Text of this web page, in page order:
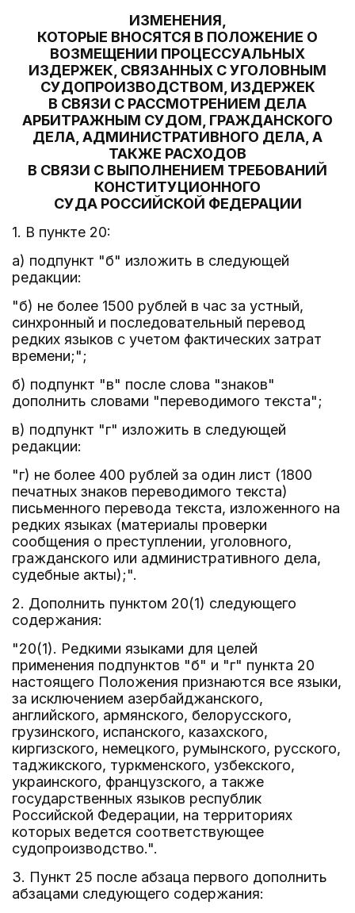
ИЗМЕНЕНИЯ,
КОТОРЫЕ ВНОСЯТСЯ В ПОЛОЖЕНИЕ О
ВОЗМЕЩЕНИИ ПРОЦЕССУАЛЬНЫХ
ИЗДЕРЖЕК, СВЯЗАННЫХ С УГОЛОВНЫМ
СУДОПРОИЗВОДСТВОМ, ИЗДЕРЖЕК
В СВЯЗИ С РАССМОТРЕНИЕМ ДЕЛА
АРБИТРАЖНЫМ СУДОМ, ГРАЖДАНСКОГО
ДЕЛА, АДМИНИСТРАТИВНОГО ДЕЛА, А
ТАКЖЕ РАСХОДОВ
В СВЯЗИ С ВЫПОЛНЕНИЕМ ТРЕБОВАНИЙ
КОНСТИТУЦИОННОГО
СУДА РОССИЙСКОЙ ФЕДЕРАЦИИ
1. В пункте 20:
а) подпункт "б" изложить в следующей
редакции:
"б) не более 1500 рублей в час за устный,
синхронный и последовательный перевод
редких языков с учетом фактических затрат
времени;";
б) подпункт "в" после слова "знаков"
дополнить словами "переводимого текста";
в) подпункт "г" изложить в следующей
редакции:
"г) не более 400 рублей за один лист (1800
печатных знаков переводимого текста)
письменного перевода текста, изложенного на
редких языках (материалы проверки
сообщения о преступлении, уголовного,
гражданского или административного дела,
судебные акты);".
2. Дополнить пунктом 20(1) следующего
содержания:
"20(1). Редкими языками для целей
применения подпунктов "б" и "г" пункта 20
настоящего Положения признаются все языки,
за исключением азербайджанского,
английского, армянского, белорусского,
грузинского, испанского, казахского,
киргизского, немецкого, румынского, русского,
таджикского, туркменского, узбекского,
украинского, французского, а также
государственных языков республик
Российской Федерации, на территориях
которых ведется соответствующее
судопроизводство.".
3. Пункт 25 после абзаца первого дополнить
абзацами следующего содержания: